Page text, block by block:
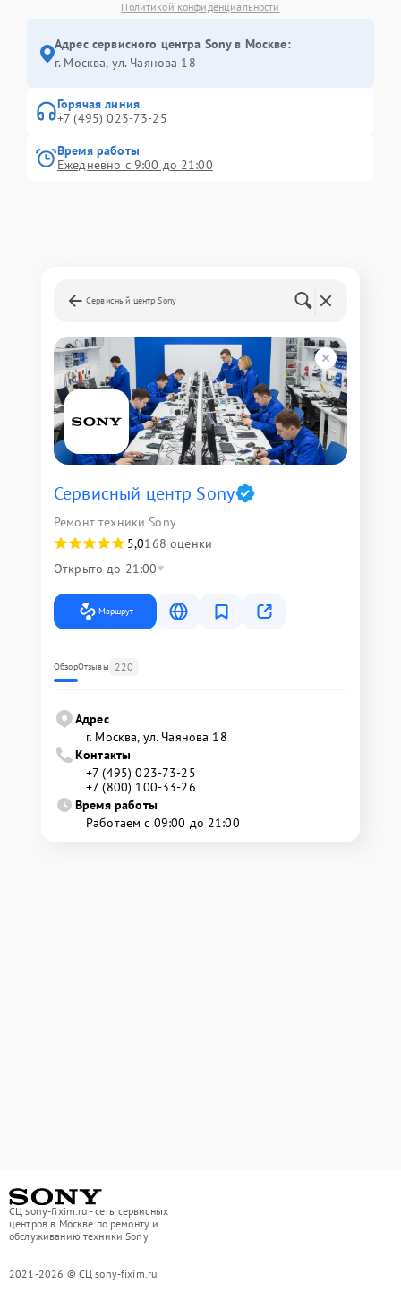
Политикой конфиденциальности
Адрес сервисного центра Sony в Москве:
г. Москва, ул. Чаянова 18
Горячая линия
+7 (495) 023-73-25
Время работы
Ежедневно с 9:00 до 21:00
Сервисный центр Sony
Сервисный центр Sony
Ремонт техники Sony
5,0168 оценки
Открыто до 21:00
Маршрут
ОбзорОтзывы 220
Адрес
г. Москва, ул. Чаянова 18
Контакты
+7 (495) 023-73-25
+7 (800) 100-33-26
Время работы
Работаем с 09:00 до 21:00
СЦ sony-fixim.ru - сеть сервисных
центров в Москве по ремонту и
обслуживанию техники Sony
2021-2026 © СЦ sony-fixim.ru